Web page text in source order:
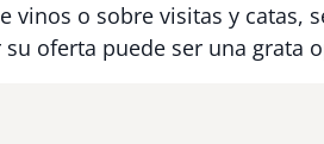
vinos o sobre visitas y catas,
su oferta puede ser una grata